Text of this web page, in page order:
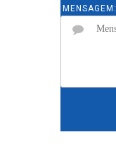
MENSAGEM: